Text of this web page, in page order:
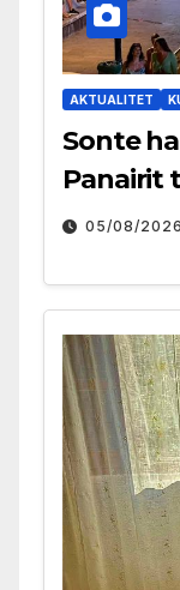
AKTUALITET
Sonte
Panairit
05/08/2026